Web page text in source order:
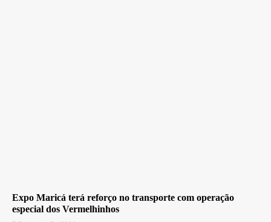
Expo Maricá terá reforço no transporte com operação
especial dos Vermelhinhos